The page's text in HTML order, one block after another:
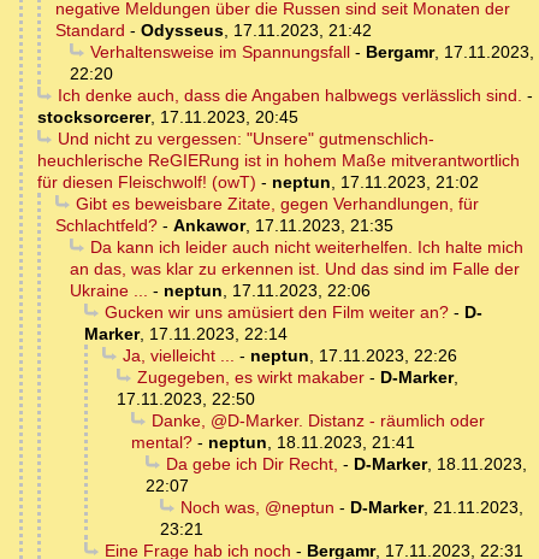
negative Meldungen über die Russen sind seit Monaten der
Standard - Odysseus, 17.11.2023, 21:42
Verhaltensweise im Spannungsfall- Bergamr, 17.11.2023,
22:20
Ich denke auch, dass die Angaben halbwegs verlässlich sind. -
stocksorcerer, 17.11.2023, 20:45
Und nicht zu vergessen: "Unsere" gutmenschlich-
heuchlerische ReGIERung ist in hohem Maße mitverantwortlich
für diesen Fleischwolf! (owT) - neptun, 17.11.2023, 21:02
Gibt es beweisbare Zitate, gegen Verhandlungen, für
Schlachtfeld? - Ankawor, 17.11.2023, 21:35
Da kann ich leider auch nicht weiterhelfen. Ich halte mich
an das, was klar zu erkennen ist. Und das sind im Falle der
Ukraine ... - neptun, 17.11.2023, 22:06
Gucken wir uns amüsiert den Film weiter an?- D-
Marker, 17.11.2023, 22:14
Ja, vielleicht ... - neptun, 17.11.2023, 22:26
Zugegeben, es wirkt makaber- D-Marker,
17.11.2023, 22:50
Danke, @D-Marker. Distanz - räumlich oder
mental? - neptun, 18.11.2023, 21:41
Da gebe ich Dir Recht, - D-Marker, 18.11.2023,
22:07
Noch was, @neptun - D-Marker, 21.11.2023,
23:21
Eine Frage hab ich noch - Bergamr, 17.11.2023, 22:31